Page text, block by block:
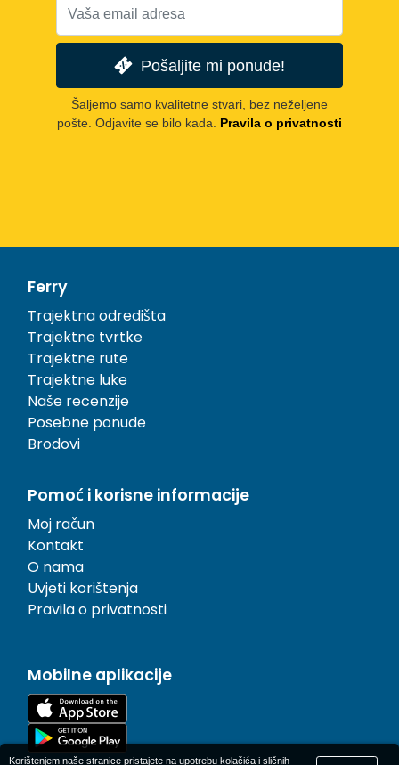
Pošaljite mi ponude!
Šaljemo samo kvalitetne stvari, bez neželjene
pošte. Odjavite se bilo kada.
Pravila o privatnosti
Ferry
Trajektna odredišta
Trajektne tvrtke
Trajektne rute
Trajektne luke
Naše recenzije
Posebne ponude
Brodovi
Pomoć i korisne informacije
Moj račun
Kontakt
O nama
Uvjeti korištenja
Pravila o privatnosti
Mobilne aplikacije
Korištenjem naše stranice pristajete na upotrebu kolačića i sličnih